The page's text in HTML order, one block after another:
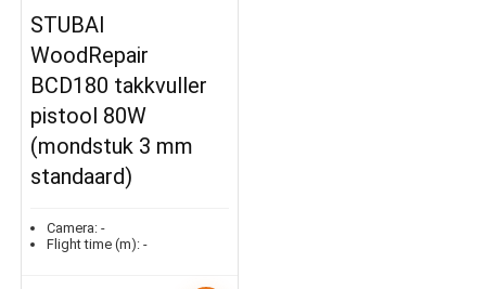
STUBAI
WoodRepair
BCD180 takkvuller
pistool 80W
(mondstuk 3 mm
standaard)
Camera: -
Flight time (m): -